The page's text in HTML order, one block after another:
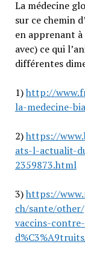
La médecine
sur ce chemin
en apprenant
avec) ce qui
différentes
1)http://
la-medecine-
2)https://
ats-l-actualit-
2359873.html
3)https://
ch/sante/
vaccins-